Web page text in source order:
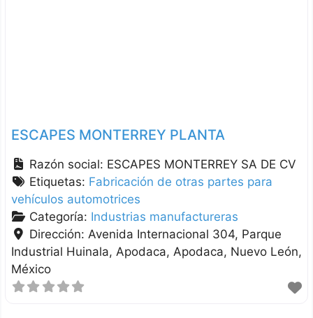
ESCAPES MONTERREY PLANTA
Razón social: ESCAPES MONTERREY SA DE CV
Etiquetas: Fabricación de otras partes para
vehículos automotrices
Categoría: Industrias manufactureras
Dirección: Avenida Internacional 304, Parque
Industrial Huinala, Apodaca Apodaca Nuevo León
México